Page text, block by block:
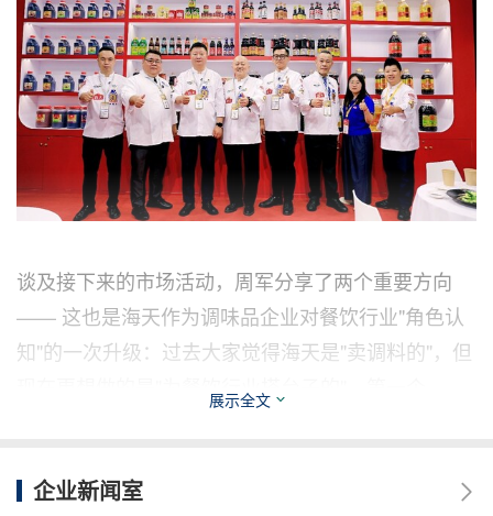
谈及接下来的市场活动，周军分享了两个重要方向
—— 这也是海天作为调味品企业对餐饮行业"角色认
知"的一次升级：过去大家觉得海天是"卖调料的"，但
现在更想做的是"为餐饮行业搭台子的"。第一个
餐饮行业发起的共生计划。
展示全文
企业新闻室